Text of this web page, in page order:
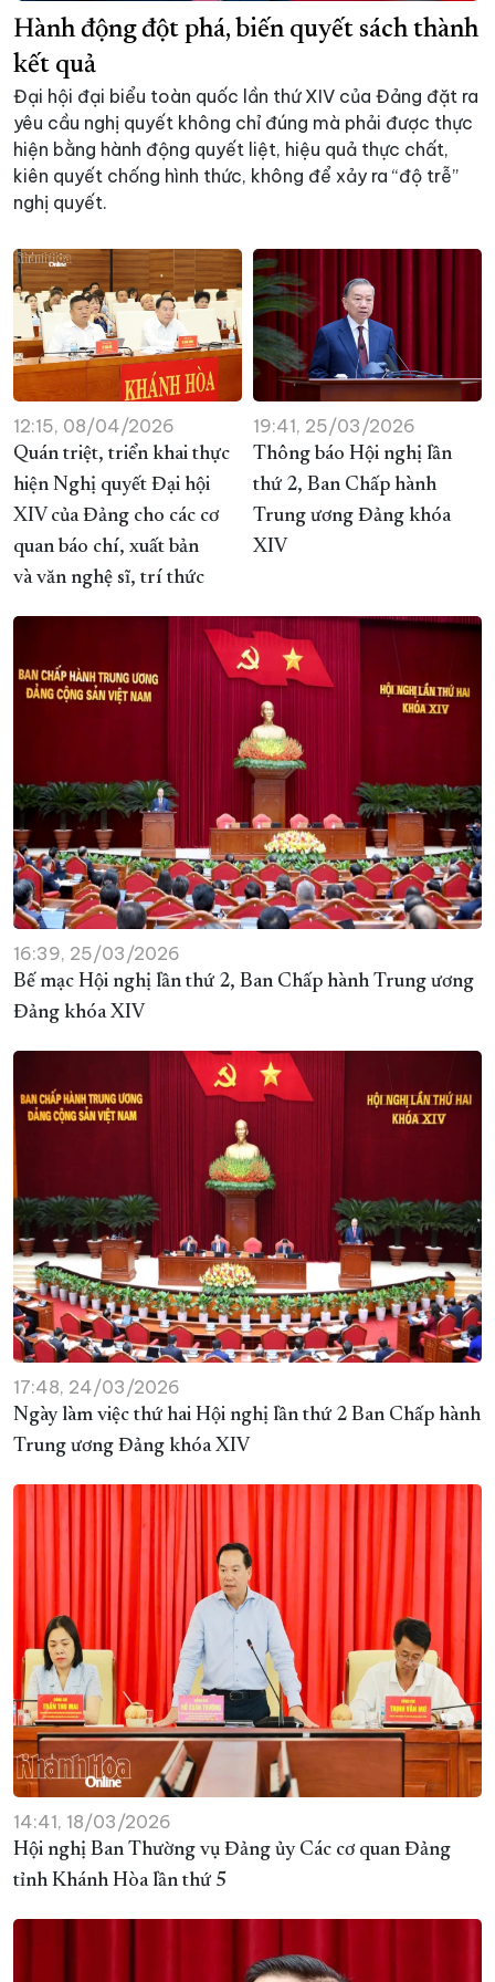
XÂY DỰNG KHÁNH HÒA TRỞ THÀNH THÀNH PHỐ TRỰC THUỘC
ĐẠI HỘI ĐẢNG CÁC CẤP
Hành động đột phá, biến quyết sách thành
kết quả
Đại hội đại biểu toàn quốc lần thứ XIV của Đảng đặt ra
yêu cầu nghị quyết không chỉ đúng mà phải được thực
hiện bằng hành động quyết liệt, hiệu quả thực chất,
kiên quyết chống hình thức, không để xảy ra “độ trễ”
nghị quyết.
12:15, 08/04/2026
Quán triệt, triển khai thực
hiện Nghị quyết Đại hội
XIV của Đảng cho các cơ
quan báo chí, xuất bản
và văn nghệ sĩ, trí thức
19:41, 25/03/2026
Thông báo Hội nghị lần
thứ 2, Ban Chấp hành
Trung ương Đảng khóa
XIV
16:39, 25/03/2026
Bế mạc Hội nghị lần thứ 2, Ban Chấp hành Trung ương
Đảng khóa XIV
17:48, 24/03/2026
Ngày làm việc thứ hai Hội nghị lần thứ 2 Ban Chấp hành
Trung ương Đảng khóa XIV
14:41, 18/03/2026
Hội nghị Ban Thường vụ Đảng ủy Các cơ quan Đảng
tỉnh Khánh Hòa lần thứ 5